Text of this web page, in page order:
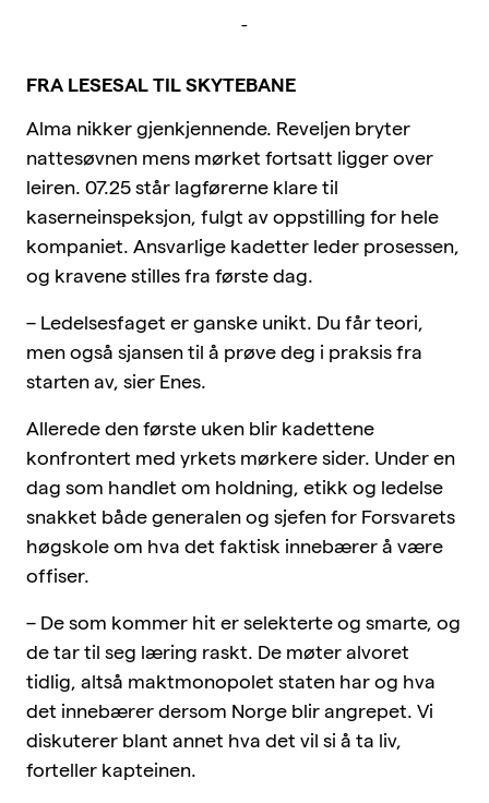
-
FRA LESESAL TIL SKYTEBANE
Alma nikker gjenkjennende. Reveljen bryter
nattesøvnen mens mørket fortsatt ligger over
leiren. 07.25 står lagførerne klare til
kaserneinspeksjon, fulgt av oppstilling for hele
kompaniet. Ansvarlige kadetter leder prosessen,
og kravene stilles fra første dag.
– Ledelsesfaget er ganske unikt. Du får teori,
men også sjansen til å prøve deg i praksis fra
starten av, sier Enes.
Allerede den første uken blir kadettene
konfrontert med yrkets mørkere sider. Under en
dag som handlet om holdning, etikk og ledelse
snakket både generalen og sjefen for Forsvarets
høgskole om hva det faktisk innebærer å være
offiser.
– De som kommer hit er selekterte og smarte, og
de tar til seg læring raskt. De møter alvoret
tidlig, altså maktmonopolet staten har og hva
det innebærer dersom Norge blir angrepet. Vi
diskuterer blant annet hva det vil si å ta liv,
forteller kapteinen.